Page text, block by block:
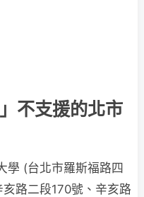
不支援的北市
學 (台北市羅斯福路四
路二段170號、辛亥路